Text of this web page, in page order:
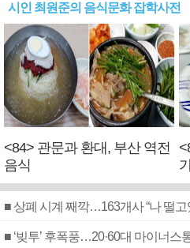
시인 최원준의 음식문화 잡학사전
<84> 관문과 환대, 부산 역전
음식
■ 상폐 시계 째깍…163개사 “나 떨고
■ ‘빚투’ 후폭풍…20·60대 마이너스